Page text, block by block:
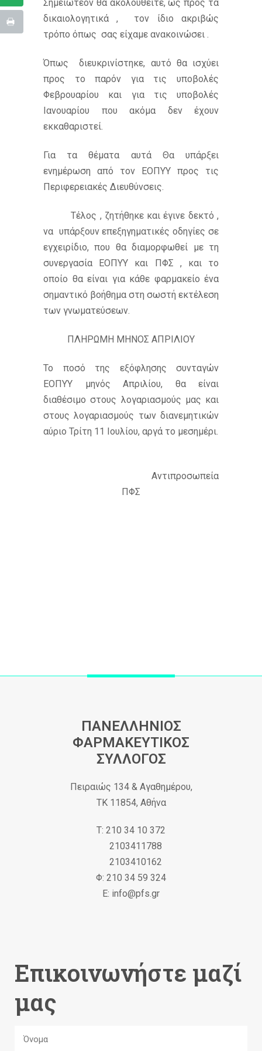
Σημειωτέον θα ακολουθείτε, ως προς τα
δικαιολογητικά , τον ίδιο ακριβώς
τρόπο όπως σας είχαμε ανακοινώσει .
Όπως διευκρινίστηκε, αυτό θα ισχύει
προς το παρόν για τις υποβολές
Φεβρουαρίου και για τις υποβολές
Ιανουαρίου που ακόμα δεν έχουν
εκκαθαριστεί.
Για τα θέματα αυτά Θα υπάρξει
ενημέρωση από τον ΕΟΠΥΥ προς τις
Περιφερειακές Διευθύνσεις.
Τέλος , ζητήθηκε και έγινε δεκτό ,
να υπάρξουν επεξηγηματικές οδηγίες σε
εγχειρίδιο, που θα διαμορφωθεί με τη
συνεργασία ΕΟΠΥΥ και ΠΦΣ , και το
οποίο θα είναι για κάθε φαρμακείο ένα
σημαντικό βοήθημα στη σωστή εκτέλεση
των γνωματεύσεων.
ΠΛΗΡΩΜΗ ΜΗΝΟΣ ΑΠΡΙΛΙΟΥ
Το ποσό της εξόφλησης συνταγών
ΕΟΠΥΥ μηνός Απριλίου, θα είναι
διαθέσιμο στους λογαριασμούς μας και
στους λογαριασμούς των διανεμητικών
αύριο Τρίτη 11 Ιουλίου, αργά το μεσημέρι.
Αντιπροσωπεία
ΠΦΣ
ΠΑΝΕΛΛΗΝΙΟΣ
ΦΑΡΜΑΚΕΥΤΙΚΟΣ
ΣΥΛΛΟΓΟΣ
Πειραιώς 134 & Αγαθημέρου,
ΤΚ 11854, Αθήνα
Τ: 210 34 10 372
2103411788
2103410162
Φ: 210 34 59 324
Ε: info@pfs.gr
Επικοινωνήστε μαζί
μας